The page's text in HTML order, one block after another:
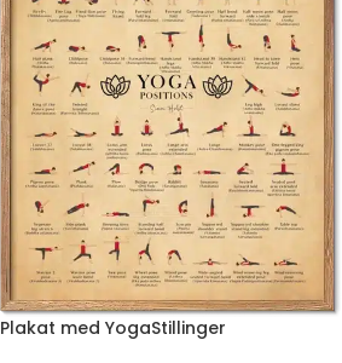
Plakat med YogaStillinger